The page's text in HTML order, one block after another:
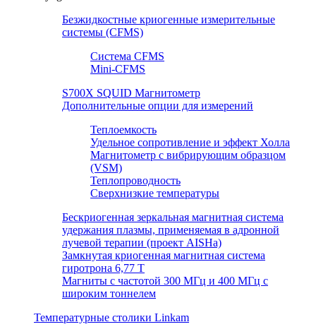
Безжидкостные криогенные измерительные
системы (CFMS)
Система CFMS
Mini-CFMS
S700X SQUID Магнитометр
Дополнительные опции для измерений
Теплоемкость
Удельное сопротивление и эффект Холла
Магнитометр с вибрирующим образцом
(VSM)
Теплопроводность
Сверхнизкие температуры
Бескриогенная зеркальная магнитная система
удержания плазмы, применяемая в адронной
лучевой терапии (проект AISHa)
Замкнутая криогенная магнитная система
гиротрона 6,77 T
Магниты с частотой 300 МГц и 400 МГц с
широким тоннелем
Температурные столики Linkam